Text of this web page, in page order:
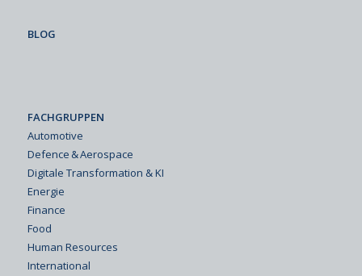
BLOG
FACHGRUPPEN
Automotive
Defence & Aerospace
Digitale Transformation & KI
Energie
Finance
Food
Human Resources
International